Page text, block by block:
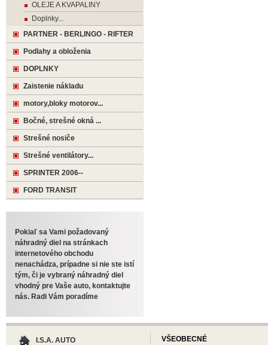
OLEJE A KVAPALINY
Doplnky...
PARTNER - BERLINGO - RIFTER
Podlahy a obloženia
DOPLNKY
Zaistenie nákladu
motory,bloky motorov...
Bočné, strešné okná ...
Strešné nosiče
Strešné ventilátory...
SPRINTER 2006--
FORD TRANSIT
Pokiaľ sa Vami požadovaný
náhradný diel na stránkach
internetového obchodu
nenachádza, prípadne si nie ste istí
tým, či je vybraný náhradný diel
vhodný pre Vaše auto, kontaktujte
nás. Radi Vám poradíme
I.S.A. AUTO
VŠEOBECNÉ